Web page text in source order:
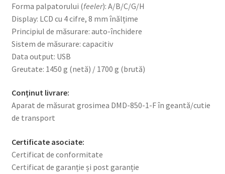
Forma palpatorului (feeler): A/B/C/G/H
Display: LCD cu 4 cifre, 8 mm înălțime
Principiul de măsurare: auto-închidere
Sistem de măsurare: capacitiv
Data output: USB
Greutate: 1450 g (netă) / 1700 g (brută)
Conținut livrare:
Aparat de măsurat grosimea DMD-850-1-F în geantă/cutie
de transport
Certificate asociate:
Certificat de conformitate
Certificat de garanție și post garanție